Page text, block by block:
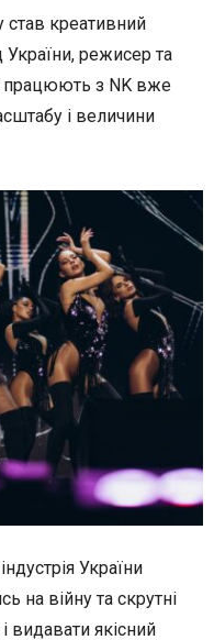
креативний
режисер та
працюють з NK вже
і величини
України
на війну та скрутні
видавати якісний